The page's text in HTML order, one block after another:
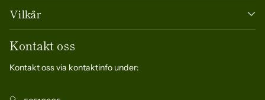
Vilkår
Kontakt oss
Kontakt oss via kontaktinfo under: